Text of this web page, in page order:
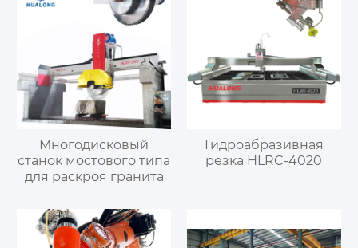
Многодисковый
станок мостового типа
для раскроя гранита
Гидроабразивная
резка HLRC-4020